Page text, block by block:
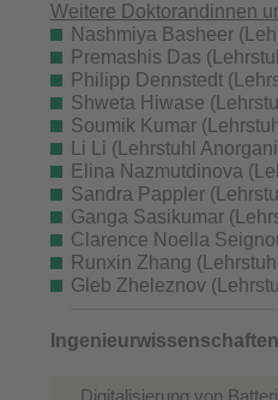
Weitere Doktorandinnen
Nashmiya Basheer
Premashis Das
Philipp Dennstedt
Shweta Hiwase
Soumik Kumar
Li Li (Lehrstuhl
Elina Nazmutdinova
Sandra Pappler
Ganga Sasikumar
Clarence Noella
Runxin Zhang
Gleb Zheleznov
Ingenieurwissenschaften